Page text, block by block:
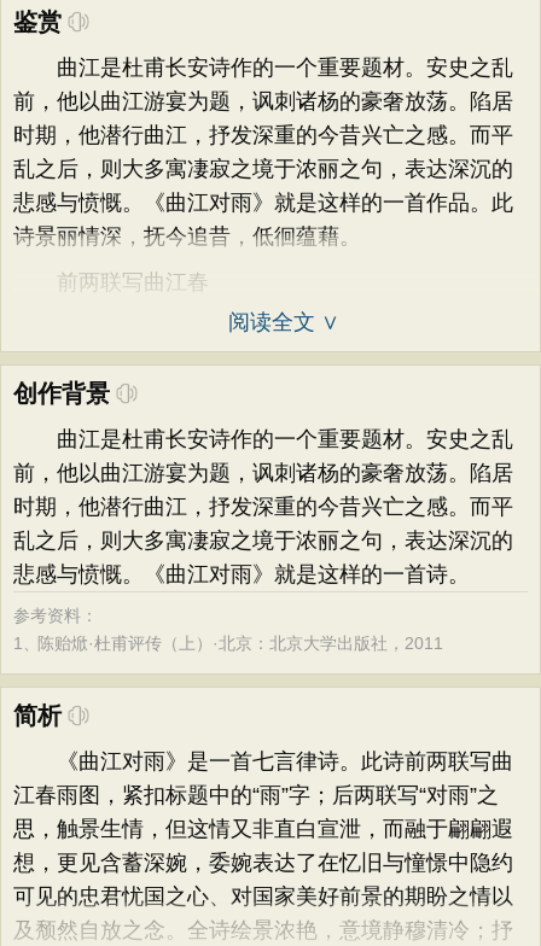
鉴赏
曲江是杜甫长安诗作的一个重要题材。安史之乱
前，他以曲江游宴为题，讽刺诸杨的豪奢放荡。陷居
时期，他潜行曲江，抒发深重的今昔兴亡之感。而平
乱之后，则大多寓凄寂之境于浓丽之句，表达深沉的
悲感与愤慨。《曲江对雨》就是这样的一首作品。此
诗景丽情深，抚今追昔，低徊蕴藉。
前两联写曲江春
阅读全文 ∨
创作背景
曲江是杜甫长安诗作的一个重要题材。安史之乱
前，他以曲江游宴为题，讽刺诸杨的豪奢放荡。陷居
时期，他潜行曲江，抒发深重的今昔兴亡之感。而平
乱之后，则大多寓凄寂之境于浓丽之句，表达深沉的
悲感与愤慨。《曲江对雨》就是这样的一首诗。
参考资料：
1、 陈贻焮·杜甫评传（上）·北京：北京大学出版社，2011
简析
《曲江对雨》是一首七言律诗。此诗前两联写曲
江春雨图，紧扣标题中的“雨”字；后两联写“对雨”之
思，触景生情，但这情又非直白宣泄，而融于翩翩遐
想，更见含蓄深婉，委婉表达了在忆旧与憧憬中隐约
可见的忠君忧国之心、对国家美好前景的期盼之情以
及颓然自放之念。全诗绘景浓艳，意境静穆清冷；抒